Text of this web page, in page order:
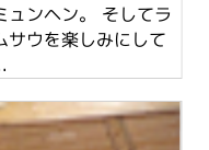
ンヘン。 そしてラ
サウを楽しみにして